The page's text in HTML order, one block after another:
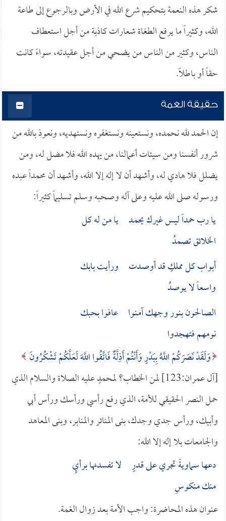
شكر هذه النعمة بتحكيم شرع الله في الأرض وبالرجوع إلى طاعة
الله، وكثيراً ما يرفع الطغاة شعارات كاذبة من أجل استعطاف
الناس، وكثير من الناس من يضحي من أجل عقيدته، سواءً كانت
حقاً أو باطلاً.
حقيقة الغمة
إن الحمد لله نحمده، ونستعينه ونستغفره ونستهديه، ونعوذ بالله من
شرور أنفسنا ومن سيئات أعمالنا، من يهده الله فلا مضل له، ومن
يضلل فلا هادي له، وأشهد أن لا إله إلا الله، وأشهد أن محمداً عبده
ورسوله صلى الله عليه وعلى آله وصحبه وسلم تسليماً كثيراً:
يا رب حمداً ليس غيرك يحمـد يا من له كل
الخلائق تصمدُ
أبواب كل مملكٍ قد أوصـدت ورأيت بابك
واسعاً لا يوصدُ
الصالحون بنور وجهك آمـنوا عافوا بحبك
نومهم فتهجدوا
وَلَقَدْ نَصَرَكُمْ اللَّهُ بِبَدْرٍ وَأَنْتُمْ أَذِلَّةٌ فَاتَّقُوا اللَّهَ لَعَلَّكُمْ تَشْكُرُونَ
[آل عمران:123] لمن الخطاب؟ لمحمدٍ عليه الصلاة والسلام الذي
حمل النصر الحقيقي للأمة، الذي رفع رأسي ورأسك ورأس أبي
وأبيك، ورأس جدي وجدك، بنى المنائر والمنابر، وبنى المعاهد
والجامعات بلا إله إلا الله:
دعها سماويةً تجري على قـدرٍ لا تفسدنها برأيٍ
منك منكوسِ
عنوان هذه المحاضرة: واجب الأمة بعد زوال الغمة.